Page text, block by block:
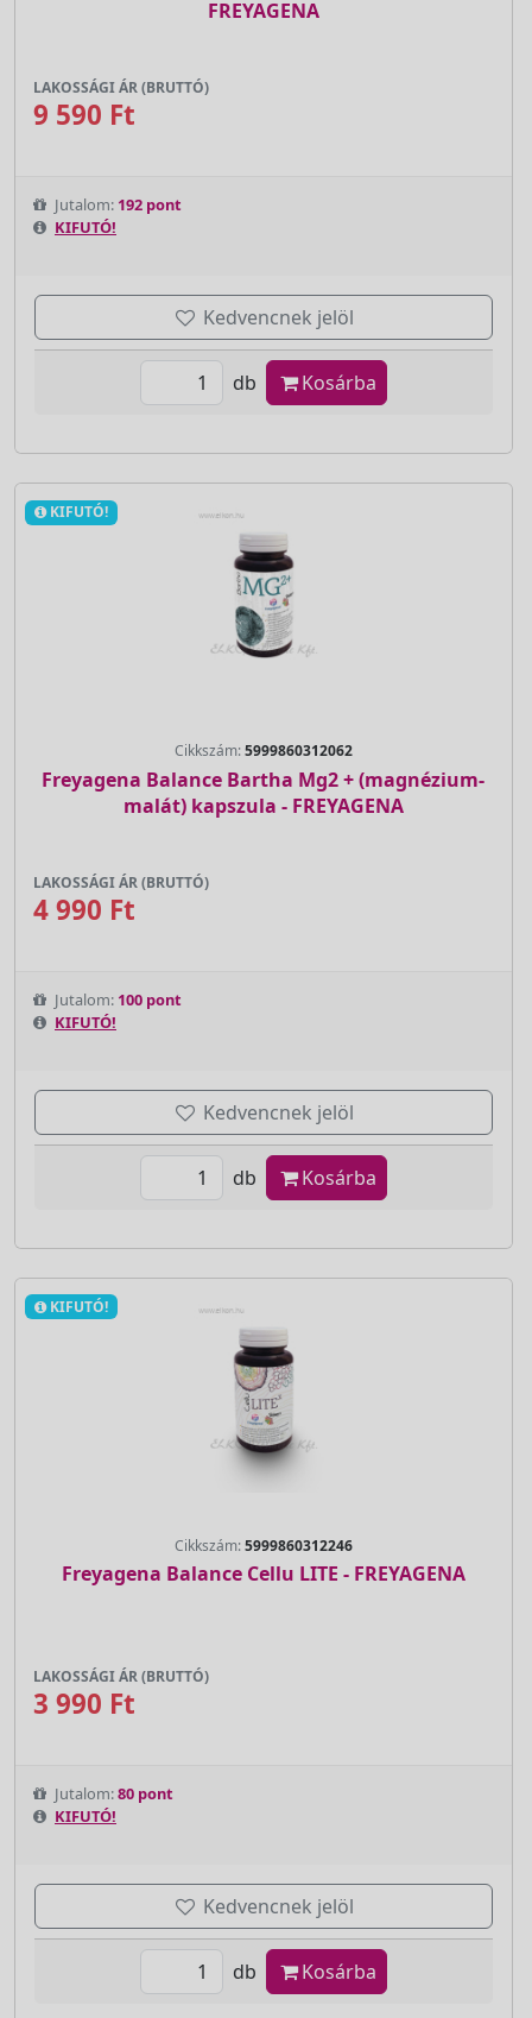
FREYAGENA
LAKOSSÁGI ÁR (BRUTTÓ)
9 590 Ft
Jutalom: 192 pont
KIFUTÓ!
Kedvencnek jelöl
db Kosárba
KIFUTÓ!
Cikkszám:5999860312062
Freyagena Balance Bartha Mg2 + (magnézium-
malát) kapszula - FREYAGENA
LAKOSSÁGI ÁR (BRUTTÓ)
4 990 Ft
Jutalom: 100 pont
KIFUTÓ!
Kedvencnek jelöl
db Kosárba
KIFUTÓ!
Cikkszám:5999860312246
Freyagena Balance Cellu LITE - FREYAGENA
LAKOSSÁGI ÁR (BRUTTÓ)
3 990 Ft
Jutalom:80 pont
KIFUTÓ!
Kedvencnek jelöl
db Kosárba